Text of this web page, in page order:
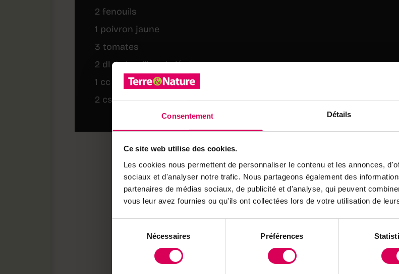
Consentement Détails
Ce site web utilise des cookies.
Les cookies nous permettent de personnaliser le contenu et les annonces,
sociaux et d'analyser notre trafic. Nous partageons également des
partenaires de médias sociaux, de publicité et d'analyse, qui peuvent
vous leur avez fournies ou qu'ils ont collectées lors de votre utilisation de
consentement
Nécessaires Préférences
2 fenouils
1 poivron jaune
3 tomates
2 dl de bouillon de légumes
1 cc de cumin
2 cs d’aneth ciselé
Variation saisonnière
En été, ajoutez des courgettes ou des aubergines, qui se
les lentilles. En hiver, vous pouvez utiliser du chou frisé ou des
résultat tout aussi savoureux.
La recette peut également s’adapter à vos préférences
version plus riche en protéines, ajoutez du tofu ou des pois
amateurs de viande, une saucisse fumée ou des lardons
apportant une note fumée et rustique.